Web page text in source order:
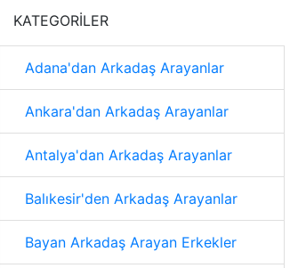
KATEGORİLER
Adana'dan Arkadaş Arayanlar
Ankara'dan Arkadaş Arayanlar
Antalya'dan Arkadaş Arayanlar
Balıkesir'den Arkadaş Arayanlar
Bayan Arkadaş Arayan Erkekler